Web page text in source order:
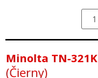
Minolta TN-321K
(Čierny)